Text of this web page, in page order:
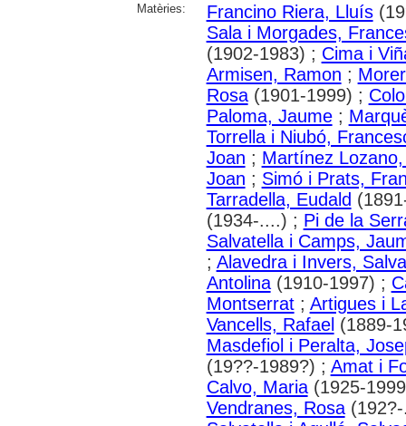
Matèries:
Francino Riera, Lluís
Sala i Morgades,
(1902-1983) ; Cima i
Armisen, Ramon ;
Rosa(1901-1999) ;
Paloma, Jaume;
Torrella i Niubó,
Joan ; Martínez
Joan ; Simó i Prats,
Tarradella, Eudald
(1934-....) ; Pi de la
Salvatella i Camps,
; Alavedra i Invers,
Antolina(1910-1997) ;
Montserrat; Artigues i
Vancells, Rafael (1889-
Masdefiol i Peralta,
(19??-1989?) ; Amat i
Calvo, Maria(1925-
Vendranes, Rosa